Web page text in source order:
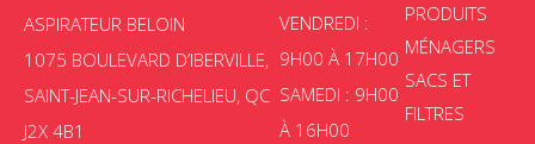
ASPIRATEUR BELOIN
1075 BOULEVARD D’IBERVILLE,
SAINT-JEAN-SUR-RICHELIEU, QC
J2X 4B1
VENDREDI :
9H00 À 17H00
SAMEDI : 9H00
À 16H00
PRODUITS
MÉNAGERS
SACS ET
FILTRES